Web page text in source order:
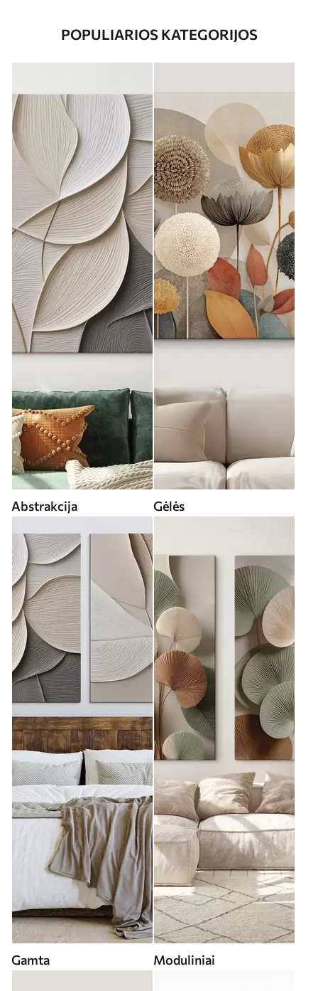
POPULIARIOS KATEGORIJOS
Abstrakcija Gėlės
Gamta Moduliniai